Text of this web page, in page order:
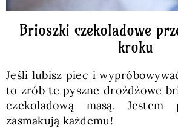
Brioszki czekoladowe
kroku
Jeśli lubisz piec i
to zrób te pyszne drożdżowe
czekoladową masą. Jestem
zasmakują każdemu!